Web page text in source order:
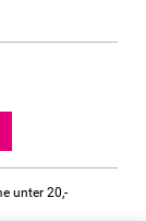
unter 20,-